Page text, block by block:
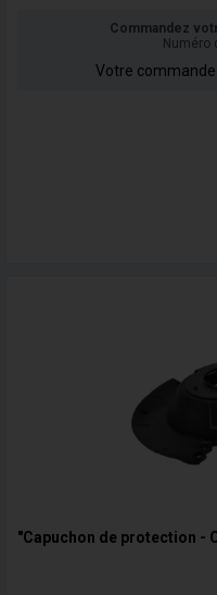
Commandez
Numéro
Votre
"Capuchon de protection -